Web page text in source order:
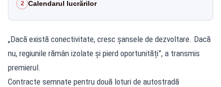
2 Calendarul lucrărilor
„Dacă există conectivitate, cresc șansele de dezvoltare. Dacă
nu, regiunile rămân izolate și pierd oportunități”, a transmis
premierul.
Contracte semnate pentru două loturi de autostradă